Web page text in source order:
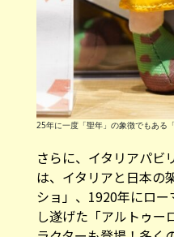
25年に一度「聖年」の象徴でもある
さらに、イタリアパビ
ショ」、1920年にロー
し遂げた「アルトゥー
ラクターも登場！多く
の像を撮影し、笑顔で